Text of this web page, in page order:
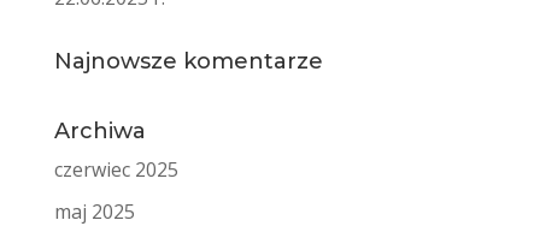
Najnowsze komentarze
Archiwa
czerwiec 2025
maj 2025